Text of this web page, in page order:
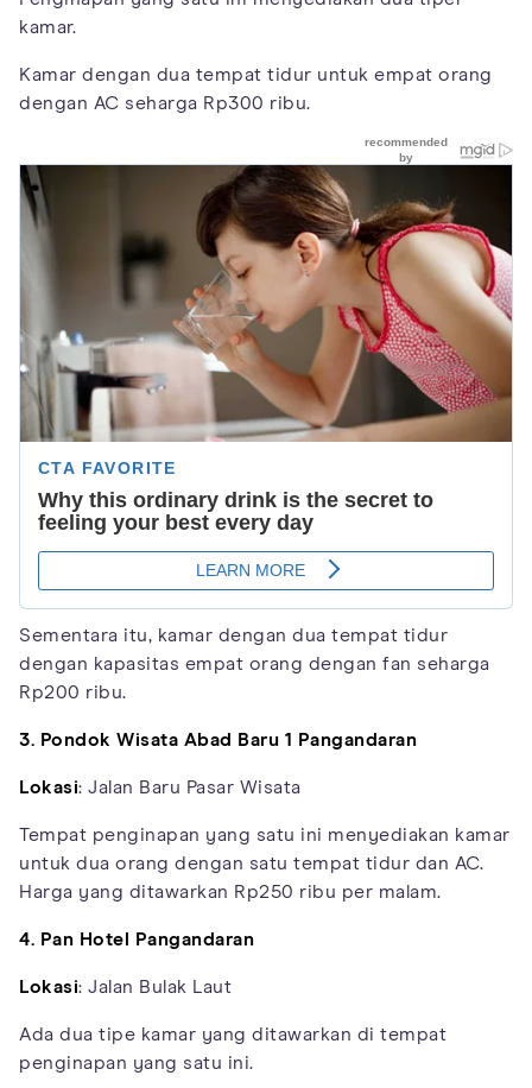
kamar.
Kamar dengan dua tempat tidur untuk empat orang
dengan AC seharga Rp300 ribu.
Sementara itu, kamar dengan dua tempat tidur
dengan kapasitas empat orang dengan fan seharga
Rp200 ribu.
3. Pondok Wisata Abad Baru 1 Pangandaran
Lokasi: Jalan Baru Pasar Wisata
Tempat penginapan yang satu ini menyediakan kamar
untuk dua orang dengan satu tempat tidur dan AC.
Harga yang ditawarkan Rp250 ribu per malam.
4. Pan Hotel Pangandaran
Lokasi: Jalan Bulak Laut
Ada dua tipe kamar yang ditawarkan di tempat
penginapan yang satu ini.